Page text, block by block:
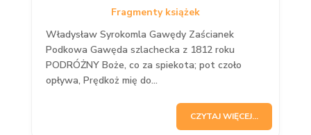
Fragmenty książek
Władysław Syrokomla Gawędy Zaścianek
Podkowa Gawęda szlachecka z 1812 roku
PODRÓŻNY Boże, co za spiekota; pot czoło
opływa, Prędkoż mię do...
CZYTAJ WIĘCEJ...